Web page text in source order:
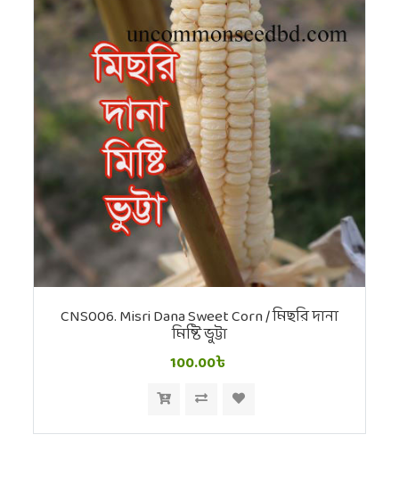
CNS006. Misri Dana Sweet Corn / মিছরি দানা
মিষ্টি ভুট্টা
100.00৳